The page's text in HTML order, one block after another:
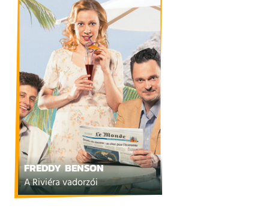
FREDDY BENSON
A Riviéra vadorzói